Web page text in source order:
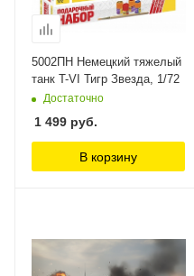
5002ПН Немецкий тяжелый
танк T-VI Тигр Звезда, 1/72
Достаточно
1 499 руб.
В корзину